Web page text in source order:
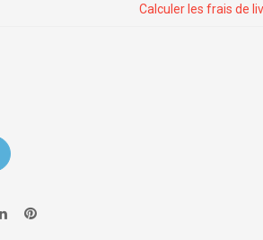
Calculer les frais de